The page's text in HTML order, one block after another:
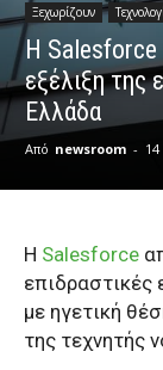
Ξεχωρίζουν
Η Salesforce
εξέλιξη της
Ελλάδα
Από newsroom -
Η Salesforce
επιδραστικές
με ηγετική
της τεχνητής